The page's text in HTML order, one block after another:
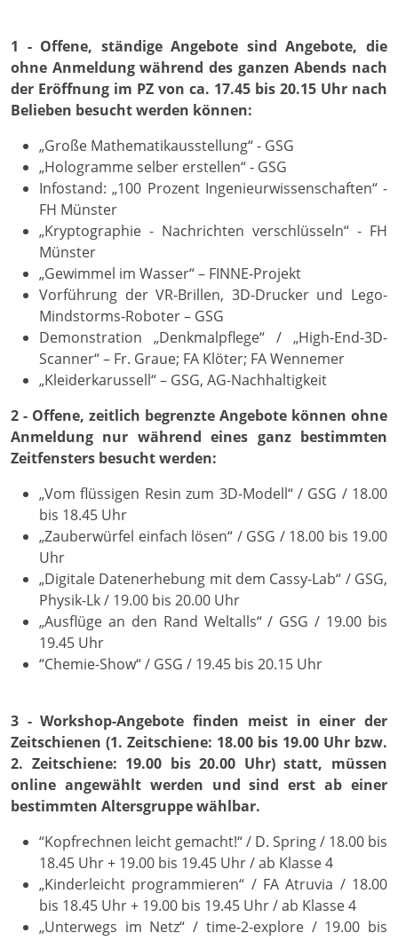
1 - Offene, ständige Angebote sind Angebote, die
ohne Anmeldung während des ganzen Abends nach
der Eröffnung im PZ von ca. 17.45 bis 20.15 Uhr nach
Belieben besucht werden können:
„Große Mathematikausstellung“ - GSG
„Hologramme selber erstellen“ - GSG
Infostand: „100 Prozent Ingenieurwissenschaften“ -
FH Münster
„Kryptographie - Nachrichten verschlüsseln“ - FH
Münster
„Gewimmel im Wasser“ – FINNE-Projekt
Vorführung der VR-Brillen, 3D-Drucker und Lego-
Mindstorms-Roboter – GSG
Demonstration „Denkmalpflege“ / „High-End-3D-
Scanner“ – Fr. Graue; FA Klöter; FA Wennemer
„Kleiderkarussell“ – GSG, AG-Nachhaltigkeit
2 - Offene, zeitlich begrenzte Angebote können ohne
Anmeldung nur während eines ganz bestimmten
Zeitfensters besucht werden:
„Vom flüssigen Resin zum 3D-Modell“ / GSG / 18.00
bis 18.45 Uhr
„Zauberwürfel einfach lösen“ / GSG / 18.00 bis 19.00
Uhr
„Digitale Datenerhebung mit dem Cassy-Lab“ / GSG,
Physik-Lk / 19.00 bis 20.00 Uhr
„Ausflüge an den Rand Weltalls“ / GSG / 19.00 bis
19.45 Uhr
“Chemie-Show“ / GSG / 19.45 bis 20.15 Uhr
3 - Workshop-Angebote finden meist in einer der
Zeitschienen (1. Zeitschiene: 18.00 bis 19.00 Uhr bzw.
2. Zeitschiene: 19.00 bis 20.00 Uhr) statt, müssen
online angewählt werden und sind erst ab einer
bestimmten Altersgruppe wählbar.
“Kopfrechnen leicht gemacht!“ / D. Spring / 18.00 bis
18.45 Uhr + 19.00 bis 19.45 Uhr / ab Klasse 4
„Kinderleicht programmieren“ / FA Atruvia / 18.00
bis 18.45 Uhr + 19.00 bis 19.45 Uhr / ab Klasse 4
„Unterwegs im Netz“ / time-2-explore / 19.00 bis